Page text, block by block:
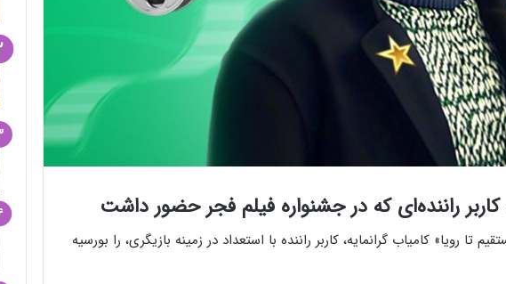
راننده‌ای که در جشنواره فیلم فجر حضور داشت
رویا» کامیاب گرانمایه، کاربر راننده با استعداد در زمینه بازیگری، را بورسیه